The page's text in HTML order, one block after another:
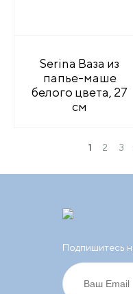
Serina Ваза из
папье-маше
белого цвета, 27
см
1 2 3
Подпишитесь